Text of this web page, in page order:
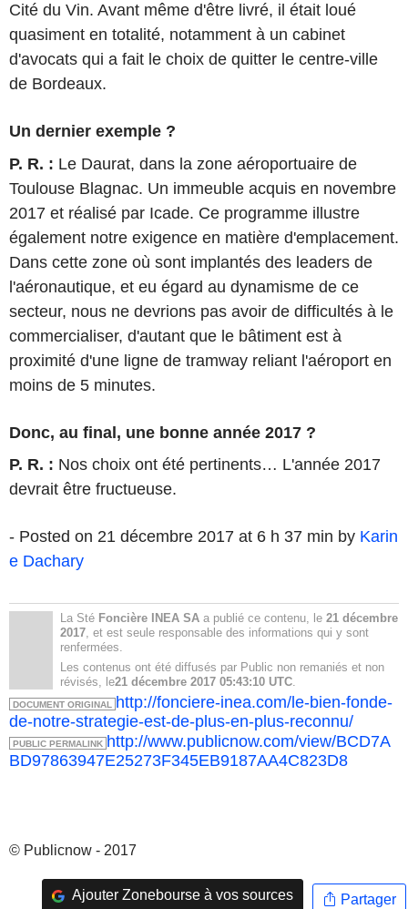
Cité du Vin. Avant même d'être livré, il était loué
quasiment en totalité, notamment à un cabinet
d'avocats qui a fait le choix de quitter le centre-ville
de Bordeaux.
Un dernier exemple ?
P. R. : Le Daurat, dans la zone aéroportuaire de
Toulouse Blagnac. Un immeuble acquis en novembre
2017 et réalisé par Icade. Ce programme illustre
également notre exigence en matière d'emplacement.
Dans cette zone où sont implantés des leaders de
l'aéronautique, et eu égard au dynamisme de ce
secteur, nous ne devrions pas avoir de difficultés à le
commercialiser, d'autant que le bâtiment est à
proximité d'une ligne de tramway reliant l'aéroport en
moins de 5 minutes.
Donc, au final, une bonne année 2017 ?
P. R. : Nos choix ont été pertinents… L'année 2017
devrait être fructueuse.
- Posted on 21 décembre 2017 at 6 h 37 min by Karin
e Dachary
La Sté Foncière INEA SA a publié ce contenu, le 21 décembre
2017, et est seule responsable des informations qui y sont
renfermées.
Les contenus ont été diffusés par Public non remaniés et non
révisés, le21 décembre 2017 05:43:10 UTC.
DOCUMENT ORIGINAL http://fonciere-inea.com/le-bien-fonde-
de-notre-strategie-est-de-plus-en-plus-reconnu/
PUBLIC PERMALINK http://www.publicnow.com/view/BCD7A
BD97863947E25273F345EB9187AA4C823D8
© Publicnow - 2017
Ajouter Zonebourse à vos sources Partager